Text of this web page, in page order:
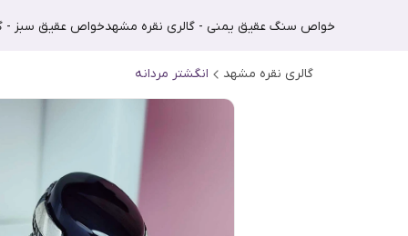
خواص سنگ عقیق یمنی - گالری نقره مشهدخواص عقیق سبز -
گالری نقره مشهد انگشتر مردانه